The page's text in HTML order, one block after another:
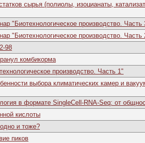
сырья (полиолы, изоцианаты,
"Биотехнологическое производство. Часть
"Биотехнологическое производство. Часть
98
комбикорма
производство. Часть 1"
выбора климатических камер и
в формате SingleCell-RNA-Seq: от
кислоты
и тoжe?
пиков